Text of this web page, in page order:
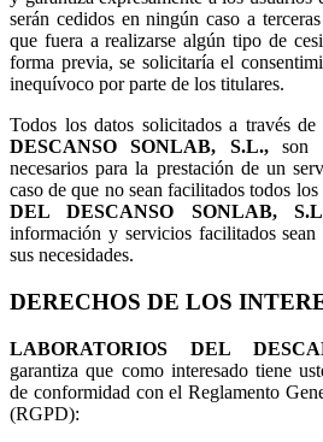
serán cedidos en ningún caso a
que fuera a realizarse algún tipo de
forma previa, se solicitaría el
inequívoco por parte de los titulares.
Todos los datos solicitados a través de
DESCANSO SONLAB, S.L.,son
necesarios para la prestación de un
caso de que no sean facilitados todos los
DEL DESCANSO SONLAB,
información y servicios facilitados sean
sus necesidades.
DERECHOS DE LOS
LABORATORIOS DEL
garantiza que como interesado tiene
de conformidad con el Reglamento
(RGPD):